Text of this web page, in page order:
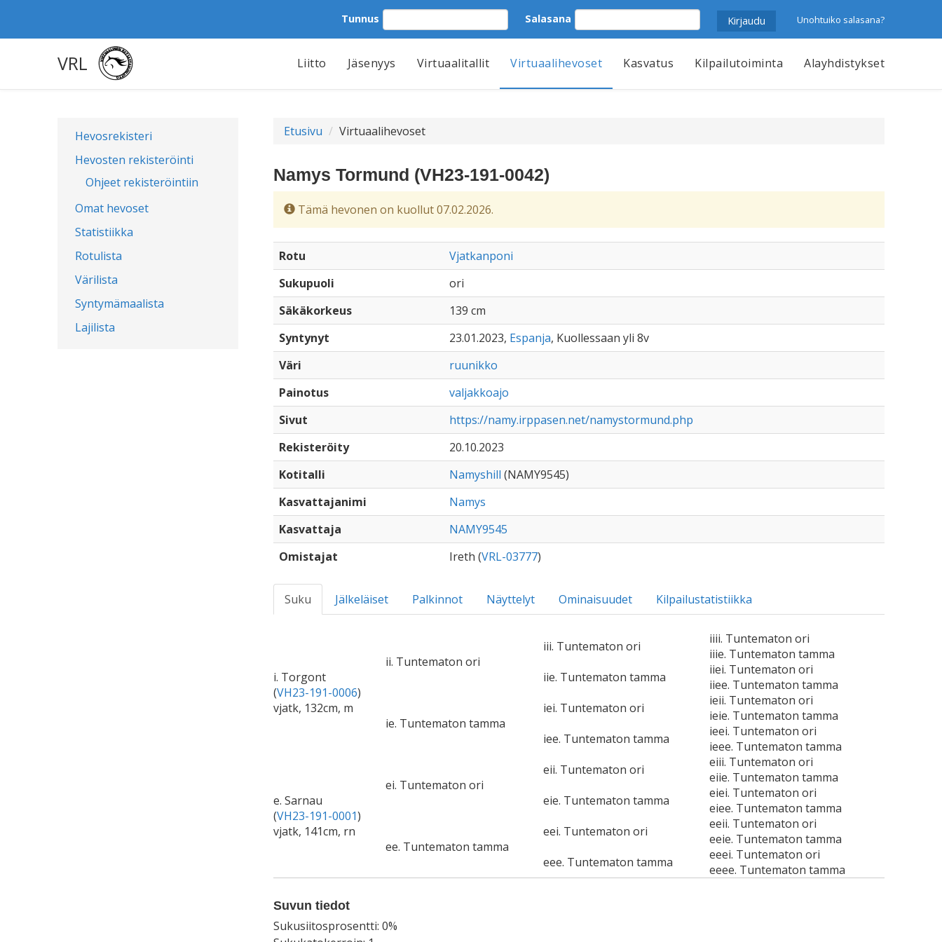
Tunnus Salasana Unohtuiko salasana?
VRL Liitto Jäsenyys Virtuaalitallit Virtuaalihevoset Kasvatus Kilpailutoiminta Alayhdistykset
Hevosrekisteri
Hevosten rekisteröinti
Ohjeet rekisteröintiin
Omat hevoset
Statistiikka
Rotulista
Värilista
Syntymämaalista
Lajilista
Etusivu Virtuaalihevoset
Namys Tormund (VH23-191-0042)
Tämä hevonen on kuollut 07.02.2026.
Rotu
Vjatkanponi
Sukupuoli
ori
Säkäkorkeus
139 cm
Syntynyt
23.01.2023, Espanja, Kuollessaan yli 8v
Väri
ruunikko
Painotus
valjakkoajo
Sivut
https://namy.irppasen.net/namystormund.php
Rekisteröity
20.10.2023
Kotitalli
Namyshill (NAMY9545)
Kasvattajanimi
Namys
Kasvattaja
NAMY9545
Omistajat
Ireth (VRL-03777)
Suku Jälkeläiset Palkinnot Näyttelyt Ominaisuudet Kilpailustatistiikka
i. Torgont
(VH23-191-0006)
vjatk, 132cm, m
ii. Tuntematon ori
iii. Tuntematon ori
iiii. Tuntematon ori
iiie. Tuntematon tamma
iie. Tuntematon tamma
iiei. Tuntematon ori
iiee. Tuntematon tamma
ie. Tuntematon tamma
iei. Tuntematon ori
ieii. Tuntematon ori
ieie. Tuntematon tamma
iee. Tuntematon tamma
ieei. Tuntematon ori
ieee. Tuntematon tamma
e. Sarnau
(VH23-191-0001)
vjatk, 141cm, rn
ei. Tuntematon ori
eii. Tuntematon ori
eiii. Tuntematon ori
eiie. Tuntematon tamma
eie. Tuntematon tamma
eiei. Tuntematon ori
eiee. Tuntematon tamma
ee. Tuntematon tamma
eei. Tuntematon ori
eeii. Tuntematon ori
eeie. Tuntematon tamma
eee. Tuntematon tamma
eeei. Tuntematon ori
eeee. Tuntematon tamma
Suvun tiedot
Sukusiitosprosentti: 0%